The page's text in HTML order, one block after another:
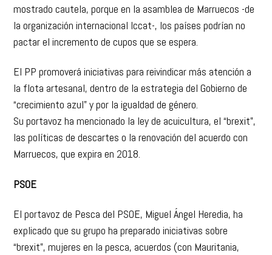
mostrado cautela, porque en la asamblea de Marruecos -de
la organización internacional Iccat-, los países podrían no
pactar el incremento de cupos que se espera.
El PP promoverá iniciativas para reivindicar más atención a
la flota artesanal, dentro de la estrategia del Gobierno de
“crecimiento azul” y por la igualdad de género.
Su portavoz ha mencionado la ley de acuicultura, el “brexit”,
las políticas de descartes o la renovación del acuerdo con
Marruecos, que expira en 2018.
PSOE
El portavoz de Pesca del PSOE, Miguel Ángel Heredia, ha
explicado que su grupo ha preparado iniciativas sobre
“brexit”, mujeres en la pesca, acuerdos (con Mauritania,